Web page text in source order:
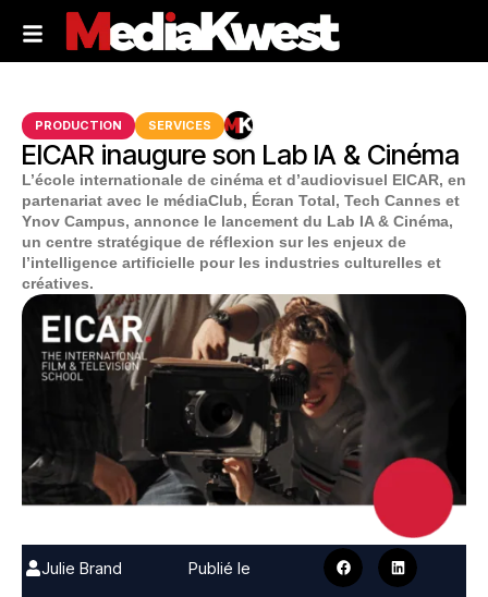
PRODUCTION SERVICES
EICAR inaugure son Lab IA & Cinéma
L’école internationale de cinéma et d’audiovisuel EICAR, en
partenariat avec le médiaClub, Écran Total, Tech Cannes et
Ynov Campus, annonce le lancement du Lab IA & Cinéma,
un centre stratégique de réflexion sur les enjeux de
l’intelligence artificielle pour les industries culturelles et
créatives.
Julie Brand
Publié le